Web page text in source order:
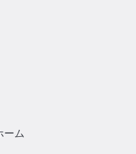
ーム